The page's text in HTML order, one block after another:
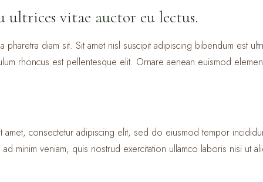
ultrices vitae auctor eu lectus.
pharetra diam sit. Sit amet nisl suscipit adipiscing bibendum est
rhoncus est pellentesque elit. Ornare aenean euismod
amet, consectetur adipiscing elit, sed do eiusmod tempor
ad minim veniam, quis nostrud exercitation ullamco laboris nisi ut